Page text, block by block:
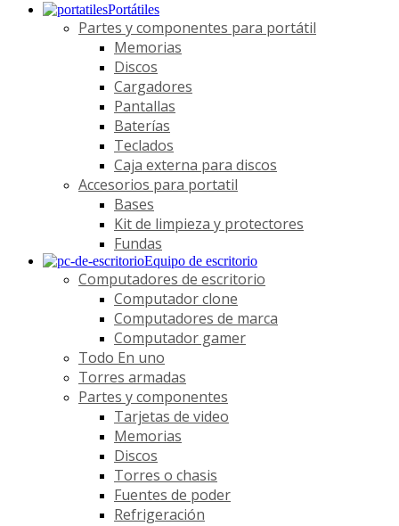
Portátiles
Partes y componentes para portátil
Memorias
Discos
Cargadores
Pantallas
Baterías
Teclados
Caja externa para discos
Accesorios para portatil
Bases
Kit de limpieza y protectores
Fundas
Equipo de escritorio
Computadores de escritorio
Computador clone
Computadores de marca
Computador gamer
Todo En uno
Torres armadas
Partes y componentes
Tarjetas de video
Memorias
Discos
Torres o chasis
Fuentes de poder
Refrigeración